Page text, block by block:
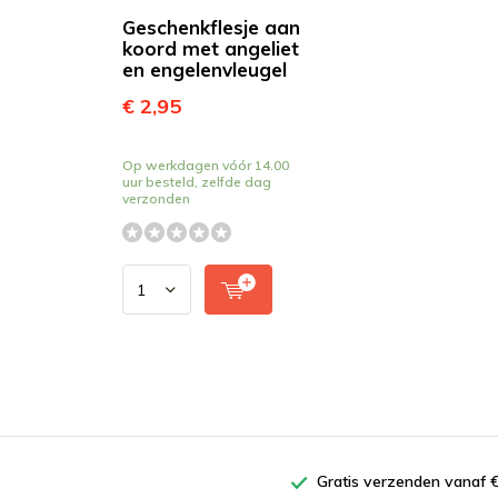
Geschenkflesje aan
koord met angeliet
en engelenvleugel
€ 2,95
Op werkdagen vóór 14.00
uur besteld, zelfde dag
verzonden
Gratis verzenden vanaf